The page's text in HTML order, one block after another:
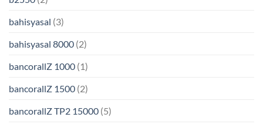
bahisyasal (3)
bahisyasal 8000 (2)
bancorallZ 1000 (1)
bancorallZ 1500 (2)
bancorallZ TP2 15000 (5)